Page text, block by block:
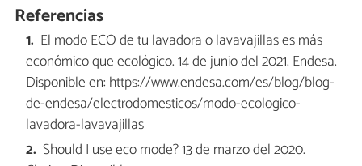
Referencias
El modo ECO de tu lavadora o lavavajillas es más
económico que ecológico. 14 de junio del 2021. Endesa.
Disponible en: https://www.endesa.com/es/blog/blog-
de-endesa/electrodomesticos/modo-ecologico-
lavadora-lavavajillas
Should I use eco mode? 13 de marzo del 2020.